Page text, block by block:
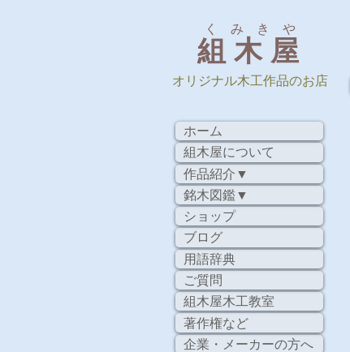
組 木 屋
く み き や
​オリジナル木工作品のお店
ホーム
組木屋について
作品紹介▼
銘木図鑑▼
ショップ
ブログ
用語辞典
ご質問
組木屋木工教室
著作権など
企業・メーカーの方へ